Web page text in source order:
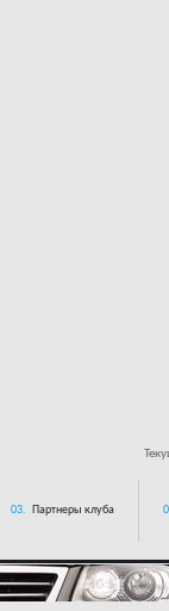
03. Партнеры клуба